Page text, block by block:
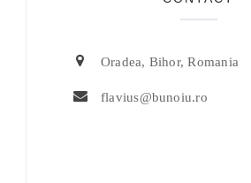
Oradea, Bihor, Romania
flavius@bunoiu.ro